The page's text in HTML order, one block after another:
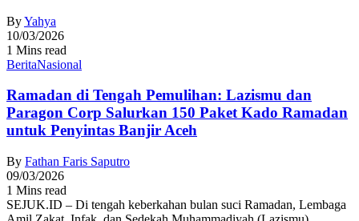
ByYahya
10/03/2026
1 Mins read
BeritaNasional
Ramadan di Tengah Pemulihan: Lazismu dan
Paragon Corp Salurkan 150 Paket Kado Ramadan
untuk Penyintas Banjir Aceh
By Fathan Faris Saputro
09/03/2026
1 Mins read
SEJUK.ID – Di tengah keberkahan bulan suci Ramadan, Lembaga